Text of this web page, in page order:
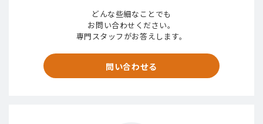
どんな些細なことでも
お問い合わせください。
専門スタッフがお答えします。
問い合わせる